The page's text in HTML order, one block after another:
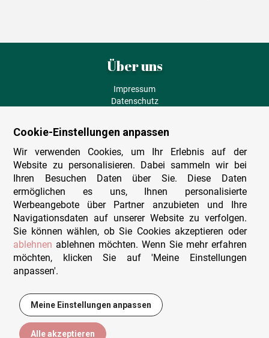
3,00 €
Über uns
Impressum
Datenschutz
Versand und Lieferung
Zahlungsarten
Herstellungsland
Widerruf
Sitemap
Beratung & Support
Wir sind persönlich erreichbar
+49 (0)341 4912 210
Kontakt-Formular
Cookie-Einstellungen anpassen
Wir verwenden Cookies, um Ihr Erlebnis auf der
Website zu personalisieren. Dabei sammeln wir bei
Ihren Besuchen Daten über Sie. Diese Daten
ermöglichen es uns, Ihnen personalisierte
Werbeangebote über Partner anzubieten und Ihre
Navigationsdaten auf unserer Website zu verfolgen.
Sie können wählen, ob Sie Cookies akzeptieren oder
ablehnen ablehnen möchten. Wenn Sie mehr erfahren
möchten, klicken Sie auf 'Meine Einstellungen
anpassen'.
Meine Einstellungen anpassen
Alle akzeptieren